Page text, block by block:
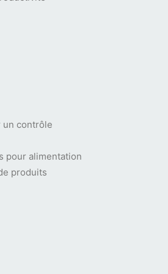
contrôle
pour alimentation
produits